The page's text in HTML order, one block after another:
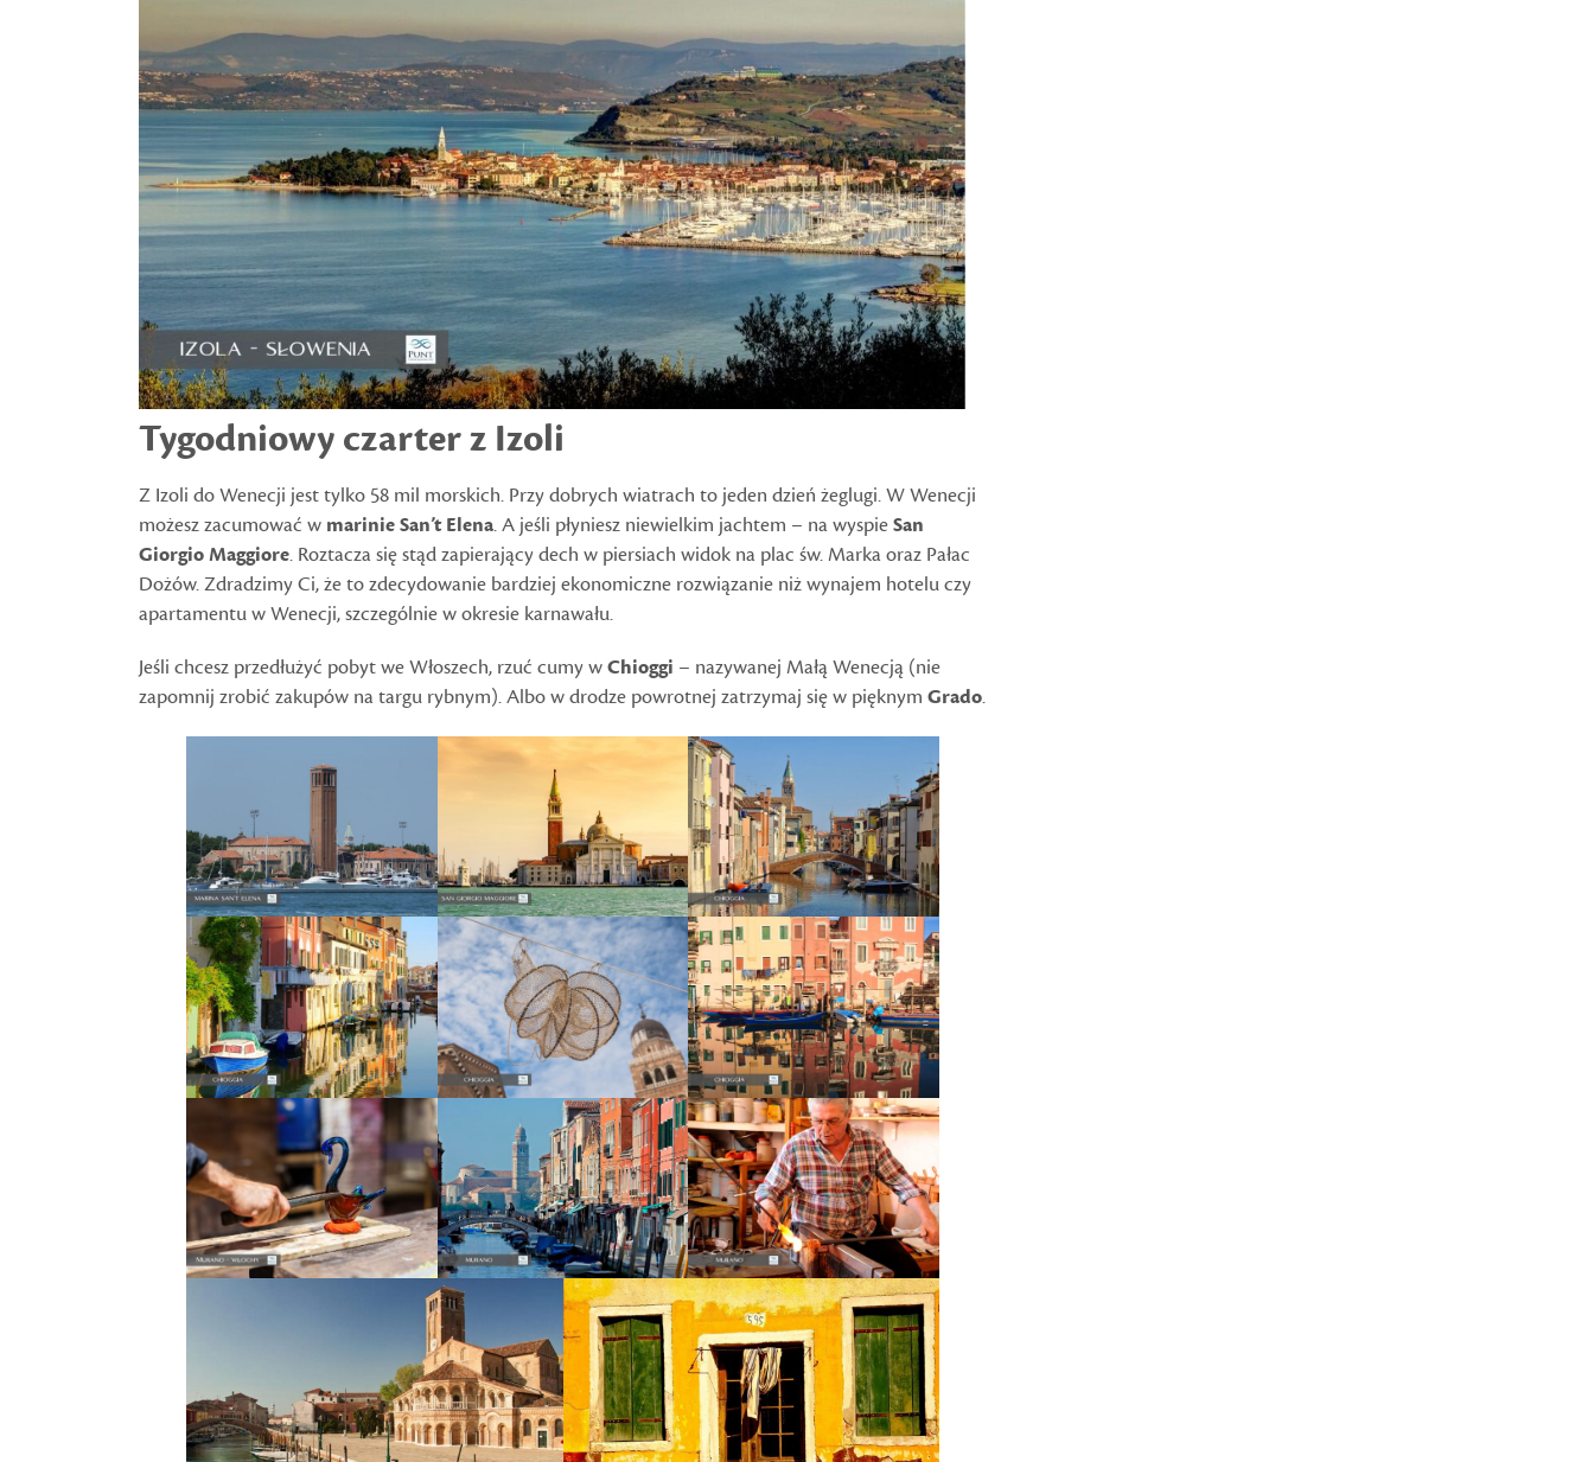
Tygodniowy czarter z Izoli
Z Izoli do Wenecji jest tylko 58 mil morskich. Przy dobrych wiatrach to jeden dzień żeglugi. W Wenecji
możesz zacumować w marinie San’t Elena. A jeśli płyniesz niewielkim jachtem – na wyspieSan
Giorgio Maggiore. Roztacza się stąd zapierający dech w piersiach widok na plac św. Marka oraz Pałac
Dożów. Zdradzimy Ci, że to zdecydowanie bardziej ekonomiczne rozwiązanie niż wynajem hotelu czy
apartamentu w Wenecji, szczególnie w okresie karnawału.
Jeśli chcesz przedłużyć pobyt we Włoszech, rzuć cumy wChioggi – nazywanej Małą Wenecją (nie
zapomnij zrobić zakupów na targu rybnym). Albo w drodze powrotnej zatrzymaj się w pięknym Grado.